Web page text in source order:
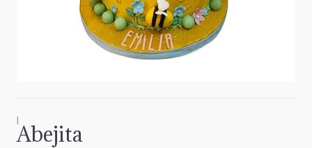
|
Abejita